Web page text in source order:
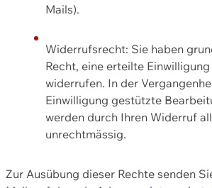
Mails).
Widerrufsrecht: Sie haben
Recht, eine erteilte
widerrufen. In der
Einwilligung gestützte
werden durch Ihren Widerruf
unrechtmässig.
Zur Ausübung dieser Rechte senden